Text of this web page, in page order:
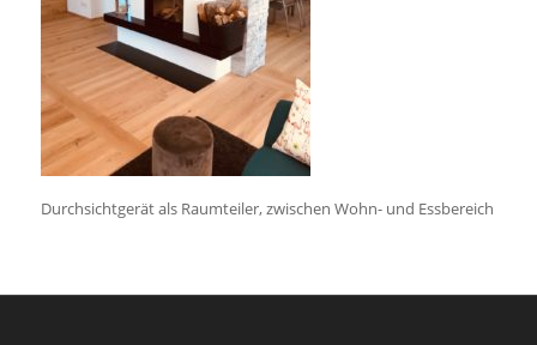
Durchsichtgerät als Raumteiler, zwischen Wohn- und Essbereich